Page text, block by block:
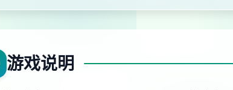
游戏说明